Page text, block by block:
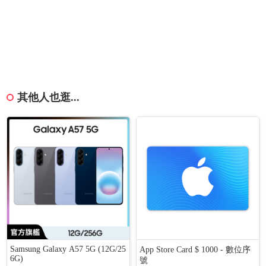
其他人也逛...
Samsung Galaxy A57 5G (12G/25
6G)
App Store Card $ 1000 - 數位序
號